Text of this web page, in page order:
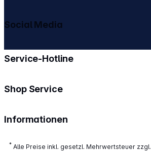
Service-Hotline
Shop Service
Informationen
Social Media
* Alle Preise inkl. gesetzl. Mehrwertsteuer zzgl.